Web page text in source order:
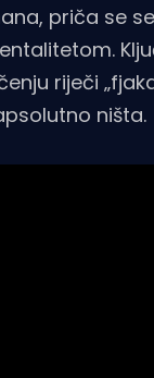
priča se
riječi
ništa.